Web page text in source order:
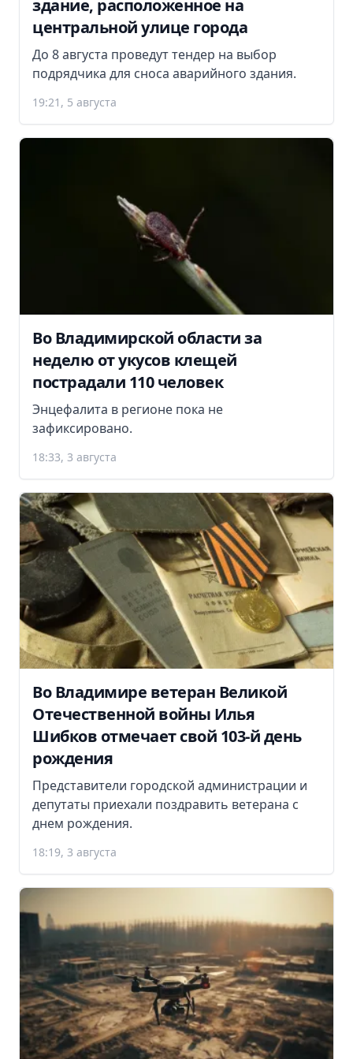
здание, расположенное на
центральной улице города
До 8 августа проведут тендер на выбор
подрядчика для сноса аварийного здания.
19:21, 5 августа
Во Владимирской области за
неделю от укусов клещей
пострадали 110 человек
Энцефалита в регионе пока не
зафиксировано.
18:33, 3 августа
Во Владимире ветеран Великой
Отечественной войны Илья
Шибков отмечает свой 103-й день
рождения
Представители городской администрации и
депутаты приехали поздравить ветерана с
днем рождения.
18:19, 3 августа